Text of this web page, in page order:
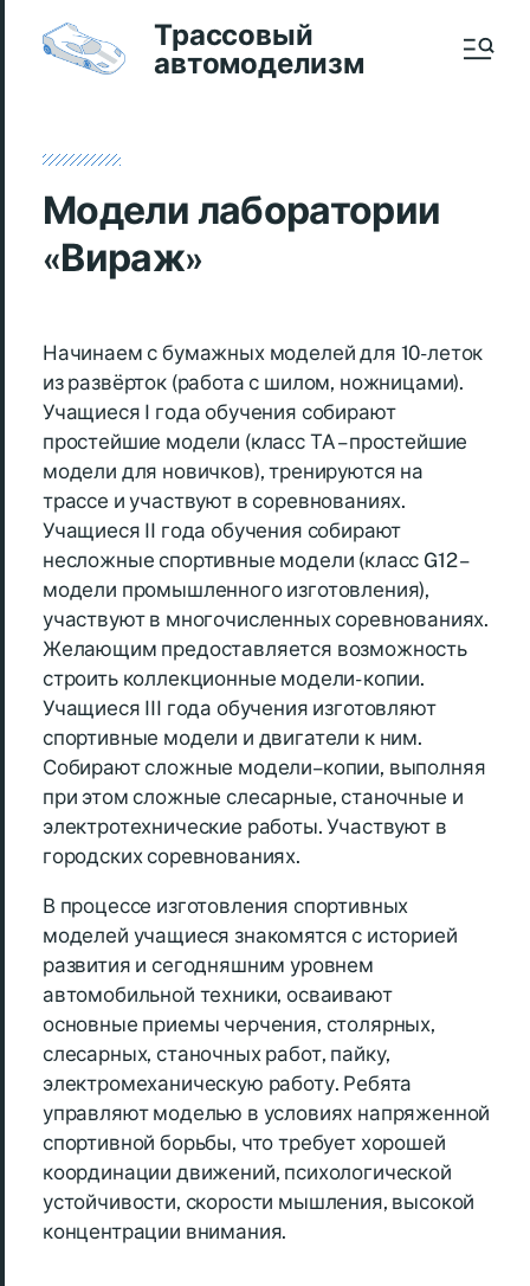
Трассовый
автомоделизм
Модели лаборатории
«Вираж»
Начинаем с бумажных моделей для 10-леток
из развёрток (работа с шилом, ножницами).
Учащиеся I года обучения собирают
простейшие модели (класс ТА – простейшие
модели для новичков), тренируются на
трассе и участвуют в соревнованиях.
Учащиеся II года обучения собирают
несложные спортивные модели (класс G12 –
модели промышленного изготовления),
участвуют в многочисленных соревнованиях.
Желающим предоставляется возможность
строить коллекционные модели- копии.
Учащиеся III года обучения изготовляют
спортивные модели и двигатели к ним.
Собирают сложные модели–копии, выполняя
при этом сложные слесарные, станочные и
электротехнические работы. Участвуют в
городских соревнованиях.
В процессе изготовления спортивных
моделей учащиеся знакомятся с историей
развития и сегодняшним уровнем
автомобильной техники, осваивают
основные приемы черчения, столярных,
слесарных, станочных работ, пайку,
электромеханическую работу. Ребята
управляют моделью в условиях напряженной
спортивной борьбы, что требует хорошей
координации движений, психологической
устойчивости, скорости мышления, высокой
концентрации внимания.